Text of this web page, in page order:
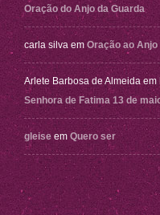
Oração do Anjo da Guarda
carla silva em Oração ao Anjo
Arlete Barbosa de Almeida em
Senhora de Fatima 13 de
gleise em Quero ser